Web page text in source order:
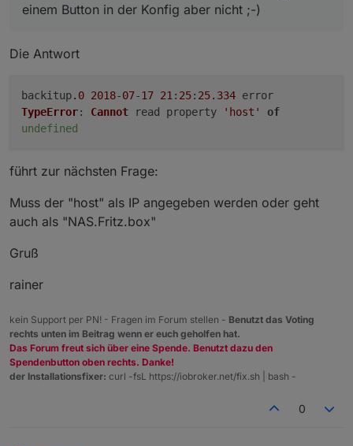
einem Button in der Konfig aber nicht ;-)
Die Antwort
backitup.0 2018-07-17 21 : 25: 25.334 error
TypeError: Cannot read property 'host'
of
undefined
führt zur nächsten Frage:
Muss der "host" als IP angegeben werden oder geht
auch als "NAS.Fritz.box"
Gruß
rainer
kein Support per PN! - Fragen im Forum stellen - Benutzt das Voting
rechts unten im Beitrag wenn er euch geholfen hat.
Das Forum freut sich über eine Spende. Benutzt dazu den
Spendenbutton oben rechts. Danke!
der Installationsfixer: curl -fsL https://iobroker.net/fix.sh | bash -
0